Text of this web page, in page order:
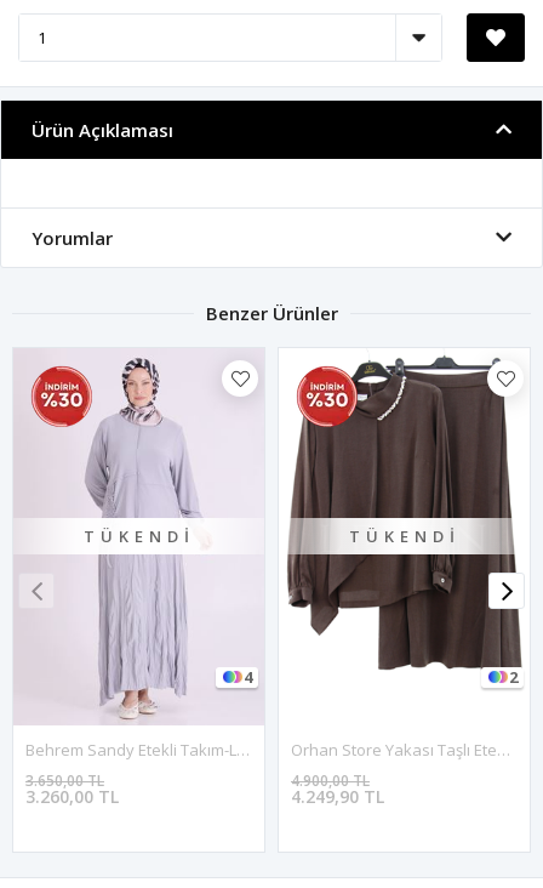
Ürün Açıklaması
Yorumlar
Benzer Ürünler
TÜKENDI
4
Behrem Sandy Etekli Takım-LYN04662 Gri
3.260,00 TL
3.650,00 TL
TÜKENDI
2
Orhan Store Yakası Taşlı Etekli Takım- LYN03415 Kahve
4.249,90 TL
4.900,00 TL